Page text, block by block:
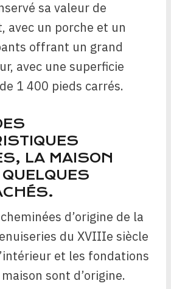
sa valeur de
avec un porche et un
offrant un grand
avec une superficie
1 400 pieds carrés.
LA MAISON
d’origine de la
du XVIIIe siècle
et les fondations
sont d’origine.